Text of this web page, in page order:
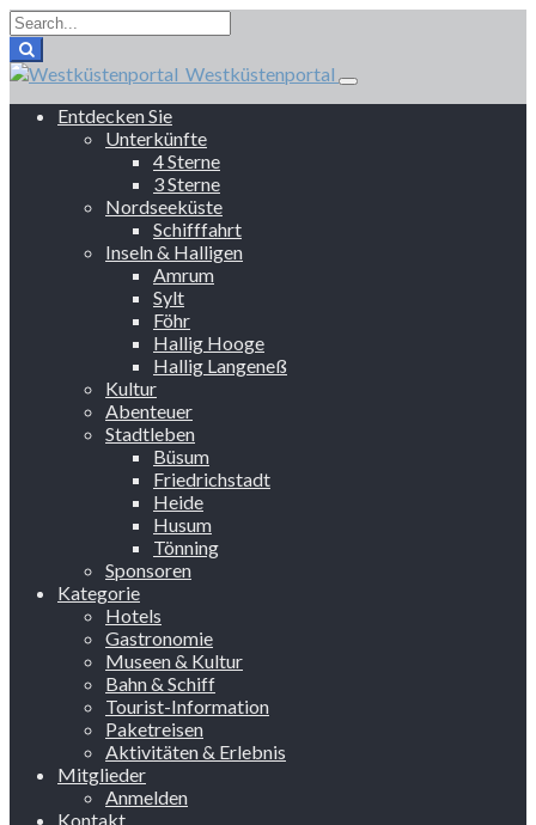
Westküstenportal
Entdecken Sie
Unterkünfte
4 Sterne
3 Sterne
Nordseeküste
Schifffahrt
Inseln & Halligen
Amrum
Sylt
Föhr
Hallig Hooge
Hallig Langeneß
Kultur
Abenteuer
Stadtleben
Büsum
Friedrichstadt
Heide
Husum
Tönning
Sponsoren
Kategorie
Hotels
Gastronomie
Museen & Kultur
Bahn & Schiff
Tourist-Information
Paketreisen
Aktivitäten & Erlebnis
Mitglieder
Anmelden
Kontakt